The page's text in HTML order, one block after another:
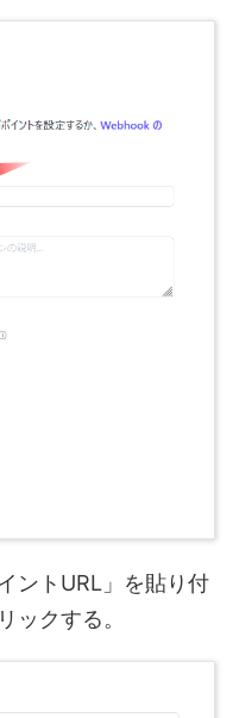
ントURL」を貼り付
ックする。